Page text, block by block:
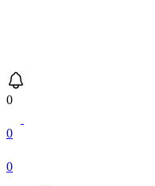
0
0
0